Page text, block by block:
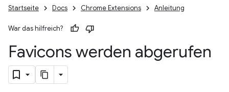
Startseite Docs Chrome Extensions Anleitung
War das hilfreich?
Favicons werden abgerufen